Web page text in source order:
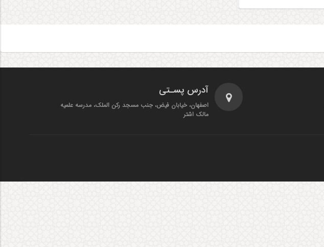
آدرس پسـتی
اصفهان، خیابان فیض، جنب مسجد رکن الملک، مدرسه علمیه
مالک اشتر